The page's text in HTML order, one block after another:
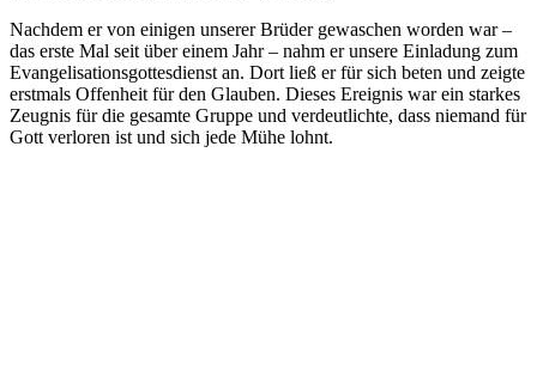
Nachdem er von einigen unserer Brüder gewaschen worden war –
das erste Mal seit über einem Jahr – nahm er unsere Einladung zum
Evangelisationsgottesdienst an. Dort ließ er für sich beten und zeigte
erstmals Offenheit für den Glauben. Dieses Ereignis war ein starkes
Zeugnis für die gesamte Gruppe und verdeutlichte, dass niemand für
Gott verloren ist und sich jede Mühe lohnt.